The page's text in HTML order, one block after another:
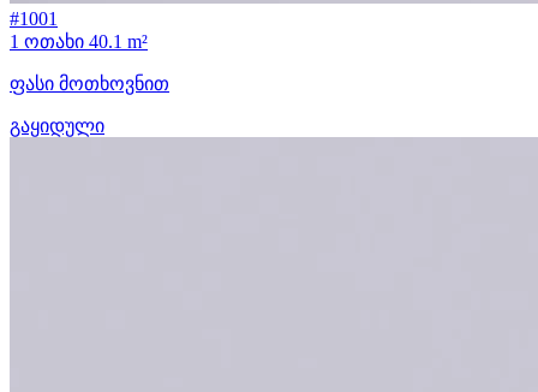
#1001
1 ოთახი 40.1 m²
ფასი მოთხოვნით
გაყიდული